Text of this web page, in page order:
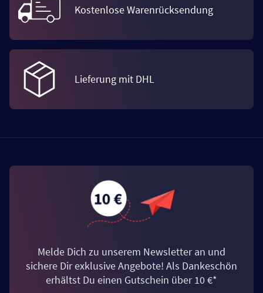
Kostenlose Warenrücksendung
Lieferung mit DHL
Melde Dich zu unserem Newsletter an und
sichere Dir exklusive Angebote! Als Dankeschön
erhältst Du einen Gutschein über 10 €*